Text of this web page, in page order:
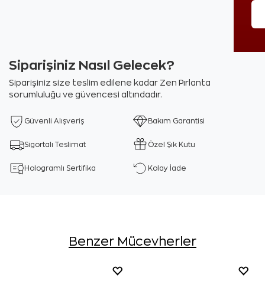
Siparişiniz Nasıl Gelecek?
Siparişiniz size teslim edilene kadar Zen Pırlanta
sorumluluğu ve güvencesi altındadır.
Güvenli Alışveriş Bakım Garantisi
Sigortalı Teslimat Özel Şık Kutu
Hologramlı Sertifika Kolay İade
Benzer Mücevherler